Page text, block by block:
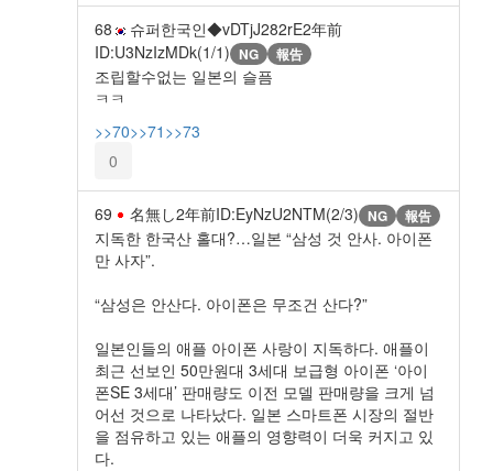
68 슈퍼한국인◆vDTjJ282rE2年前
ID:U3NzIzMDk(1/1) NG 報告
조립할수없는 일본의 슬픔
ㅋㅋ
>>70>>71 >>73
0
69 名無し2年前ID:EyNzU2NTM(2/3) NG 報告
지독한 한국산 홀대?…일본 “삼성 것 안사. 아이폰
만 사자”.
“삼성은 안산다. 아이폰은 무조건 산다?”
일본인들의 애플 아이폰 사랑이 지독하다. 애플이
최근 선보인 50만원대 3세대 보급형 아이폰 ‘아이
폰SE 3세대’ 판매량도 이전 모델 판매량을 크게 넘
어선 것으로 나타났다. 일본 스마트폰 시장의 절반
을 점유하고 있는 애플의 영향력이 더욱 커지고 있
다.